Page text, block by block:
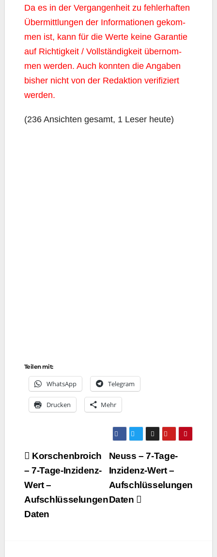
Da es in der Ver­gan­gen­heit zu feh­ler­haf­ten
Über­mitt­lun­gen der Infor­ma­tio­nen gekom­
men ist, kann für die Wer­te kei­ne Garan­tie
auf Rich­tig­keit / Voll­stän­dig­keit über­nom­
men wer­den. Auch konn­ten die Anga­ben
bis­her nicht von der Redak­ti­on veri­fi­ziert
werden.
(236 Ansich­ten gesamt, 1 Leser heute)
Teilen mit:
Whats­App Tele­gram
Dru­cken Mehr
Beitragsnavigation
Neuss – 7‑Tage-
Inzidenz-Wert –
Aufschlüsselungen
Daten
Korschenbroich
– 7‑Tage-Inzidenz-
Wert –
Aufschlüsselungen
Daten